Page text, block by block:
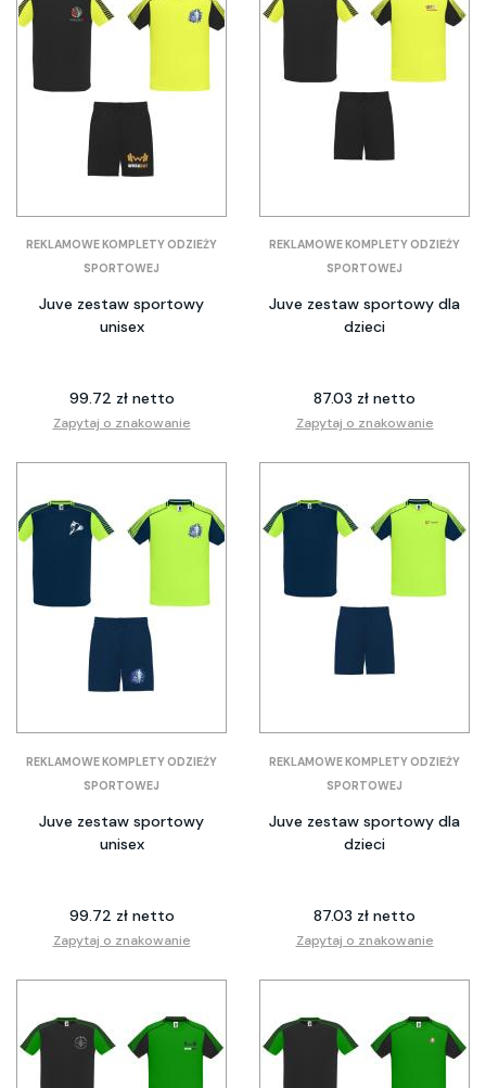
REKLAMOWE KOMPLETY ODZIEŻY
SPORTOWEJ
Juve zestaw sportowy
unisex
99.72 zł netto
Zapytaj o znakowanie
REKLAMOWE KOMPLETY ODZIEŻY
SPORTOWEJ
Juve zestaw sportowy dla
dzieci
87.03 zł netto
Zapytaj o znakowanie
REKLAMOWE KOMPLETY ODZIEŻY
SPORTOWEJ
Juve zestaw sportowy
unisex
99.72 zł netto
Zapytaj o znakowanie
REKLAMOWE KOMPLETY ODZIEŻY
SPORTOWEJ
Juve zestaw sportowy dla
dzieci
87.03 zł netto
Zapytaj o znakowanie